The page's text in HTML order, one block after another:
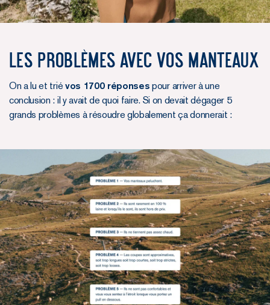
Les problèmes avec vos manteaux
On a lu et trié vos 1700 réponses pour arriver à une
conclusion : il y avait de quoi faire. Si on devait dégager 5
grands problèmes à résoudre globalement ça donnerait :